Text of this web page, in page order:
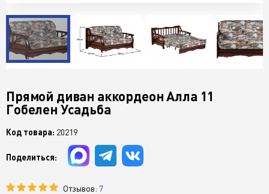
Прямой диван аккордеон Алла 11
Гобелен Усадьба
Код товара: 20219
Поделиться:
Отзывов: 7